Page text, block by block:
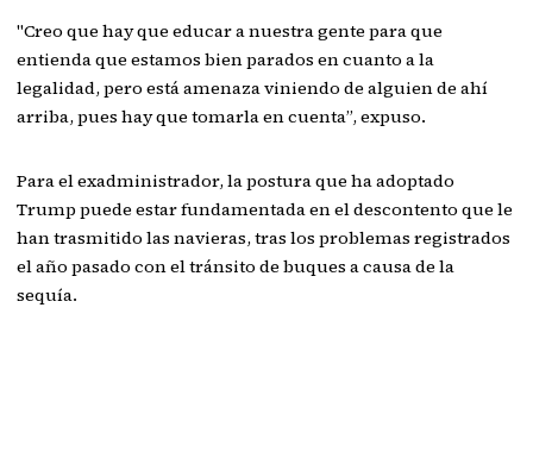
"Creo que hay que educar a nuestra gente para que
entienda que estamos bien parados en cuanto a la
legalidad, pero está amenaza viniendo de alguien de ahí
arriba, pues hay que tomarla en cuenta”, expuso.
Para el exadministrador, la postura que ha adoptado
Trump puede estar fundamentada en el descontento que le
han trasmitido las navieras, tras los problemas registrados
el año pasado con el tránsito de buques a causa de la
sequía.